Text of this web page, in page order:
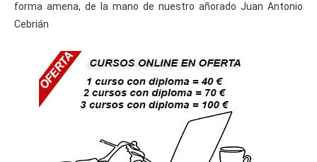
forma amena, de la mano de nuestro añorado Juan Antonio
Cebrián